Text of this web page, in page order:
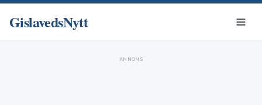
GislavedsNytt
ANNONS